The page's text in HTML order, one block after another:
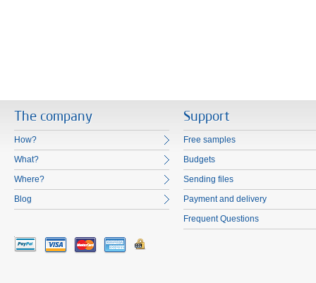
The company
How?
What?
Where?
Blog
Support
Free samples
Budgets
Sending files
Payment and delivery
Frequent Questions